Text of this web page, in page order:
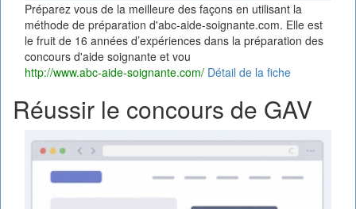
Préparez vous de la meilleure des façons en utilisant la
méthode de préparation d'abc-aide-soignante.com. Elle est
le fruit de 16 années d’expériences dans la préparation des
concours d'aide soignante et vou
http://www.abc-aide-soignante.com/ Détail de la fiche
Réussir le concours de GAV